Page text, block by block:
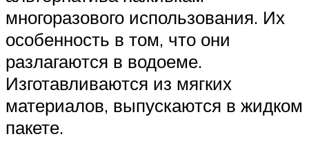
многоразового использования. Их
особенность в том, что они
разлагаются в водоеме.
Изготавливаются из мягких
материалов, выпускаются в жидком
пакете.